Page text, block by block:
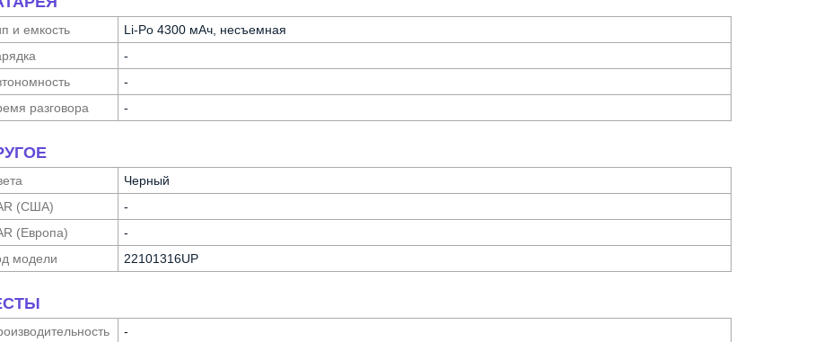
и емкость
Li-Po 4300 мАч, несъемная
-
-
разговора
-
Черный
(США)
-
(Европа)
-
модели
22101316UP
-